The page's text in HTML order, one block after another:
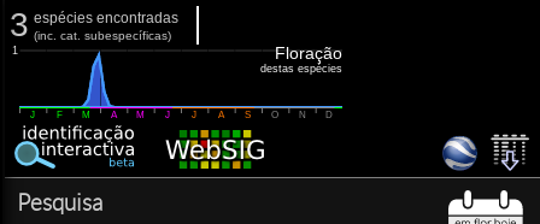
3 espécies encontradas
(inc. cat. subespecíficas)
1
J F M A M J J A S O N D
Floração
destas espécies
Pesquisa